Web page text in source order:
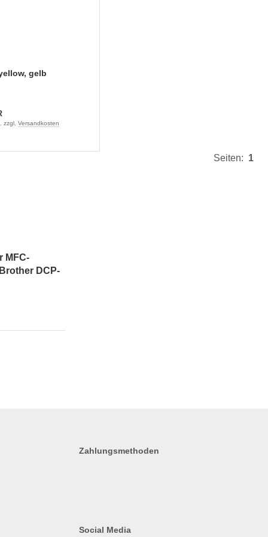
gelb
zzgl. Versandkosten
Seiten: 1
MFC-
DCP-
Zahlungsmethoden
Social Media